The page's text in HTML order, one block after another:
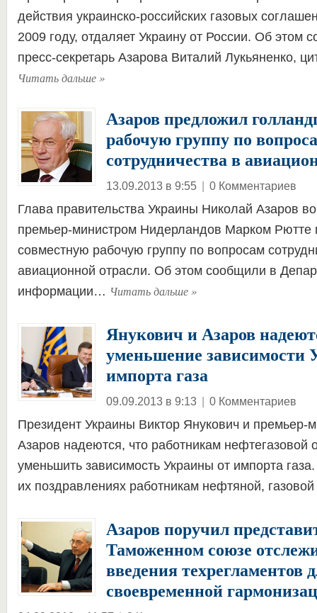
действия украинско-российских газовых
2009 году, отдаляет Украину от России. Об этом
пресс-секретарь Азарова Виталий Лукьяненко,
Читать дальше»
Азаров предложил
рабочую группу по
сотрудничества в
13.09.2013 в 9:55 | 0 Комментариев
Глава правительства Украины Николай Азаров
премьер-министром Нидерландов Марком Рютте
совместную рабочую группу по вопросам
авиационной отрасли. Об этом сообщили в
информации… Читать дальше»
Янукович и Азаров
уменьшение зависимости
импорта газа
09.09.2013 в 9:13 | 0 Комментариев
Президент Украины Виктор Янукович и премьер-
Азаров надеются, что работникам нефтегазовой
уменьшить зависимость Украины от импорта
их поздравлениях работникам нефтяной,
Азаров поручил
Таможенном союзе
введения техрегламентов
своевременной